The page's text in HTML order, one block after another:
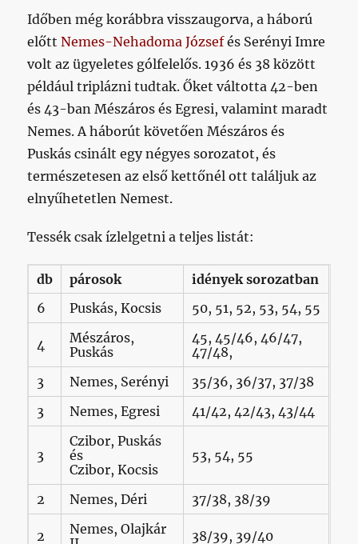
Időben még korábbra visszaugorva, a háború
előttNemes-Nehadoma Józsefés Serényi Imre
volt az ügyeletes gólfelelős. 1936 és 38 között
például triplázni tudtak. Őket váltotta 42-ben
és 43-ban Mészáros és Egresi, valamint maradt
Nemes. A háborút követően Mészáros és
Puskás csinált egy négyes sorozatot, és
természetesen az első kettőnél ott találjuk az
elnyűhetetlen Nemest.
Tessék csak ízlelgetni a teljes listát:
db párosok
idények sorozatban
6
Puskás, Kocsis 50, 51, 52, 53, 54, 55
4
Mészáros,
Puskás
45, 45/46, 46/47,
47/48,
3
Nemes, Serényi
35/36, 36/37, 37/38
3
Nemes, Egresi 41/42, 42/43, 43/44
3
Czibor, Puskás
és
Czibor, Kocsis
53, 54, 55
2 Nemes, Déri 37/38, 38/39
2
Nemes, Olajkár
38/39, 39/40